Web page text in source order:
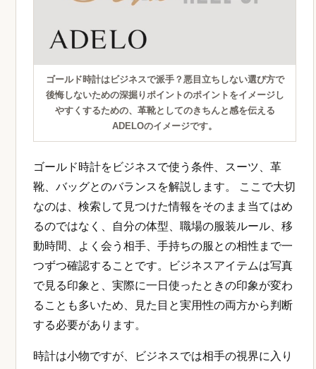
ゴールド時計はビジネスで派手？悪目立ちしない選び方で
後悔しないための深掘りポイントのポイントをイメージし
やすくするための、革靴としてのきちんと感を伝える
ADELOのイメージです。
ゴールド時計をビジネスで使う条件、スーツ、革
靴、バッグとのバランスを解説します。 ここで大切
なのは、検索して見つけた情報をそのまま当てはめ
るのではなく、自分の体型、職場の服装ルール、移
動時間、よく会う相手、手持ちの服との相性まで一
つずつ確認することです。ビジネスアイテムは写真
で見る印象と、実際に一日使ったときの印象が変わ
ることも多いため、見た目と実用性の両方から判断
する必要があります。
時計は小物ですが、ビジネスでは相手の視界に入り